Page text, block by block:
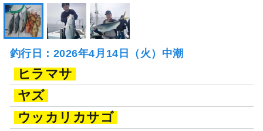
釣行日：2026年4月14日（火）中潮
ヒラマサ
ヤズ
ウッカリカサゴ